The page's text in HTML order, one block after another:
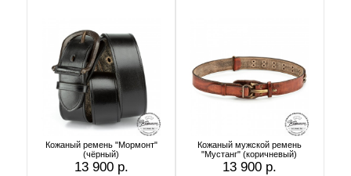
Кожаный ремень "Мормонт"
(чёрный)
13 900 р.
Кожаный мужской ремень
"Мустанг" (коричневый)
13 900 р.